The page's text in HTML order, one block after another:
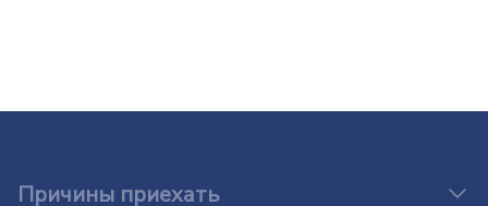
Причины приехать